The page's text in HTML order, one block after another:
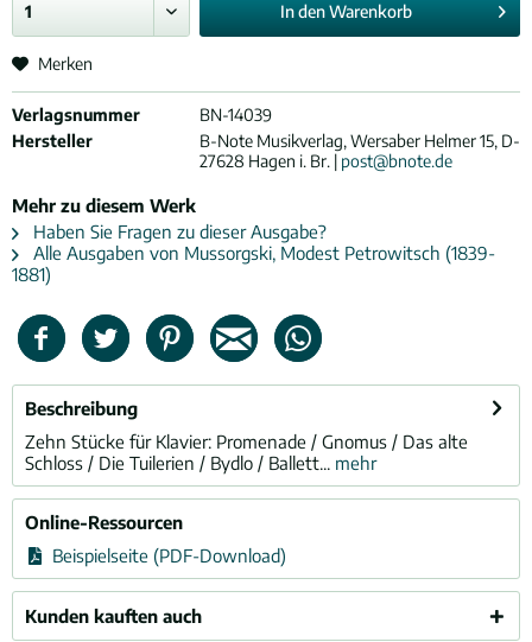
In denWarenkorb
Merken
Verlagsnummer
BN-14039
Hersteller
B-Note Musikverlag, Wersaber Helmer 15, D-
27628 Hagen i. Br. | post@bnote.de
Mehr zu diesem Werk
Haben Sie Fragen zu dieser Ausgabe?
Alle Ausgaben von Mussorgski, Modest Petrowitsch (1839-
1881)
Beschreibung
Zehn Stücke für Klavier: Promenade / Gnomus / Das alte
Schloss / Die Tuilerien / Bydlo / Ballett... mehr
Online-Ressourcen
Beispielseite (PDF-Download)
Kunden kauften auch